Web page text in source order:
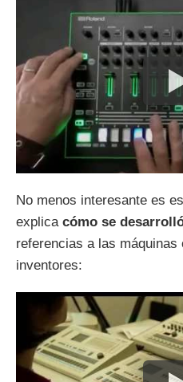
No menos interesante es
explica cómo se
referencias a las máquinas
inventores: